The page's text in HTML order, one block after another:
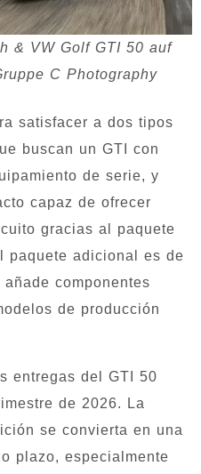
& VW Golf GTI 50 auf
C Photography
satisfacer a dos tipos
buscan un GTI con
de serie, y
capaz de ofrecer
gracias al paquete
paquete adicional es de
componentes
de producción
entregas del GTI 50
de 2026. La
se convierta en una
plazo, especialmente